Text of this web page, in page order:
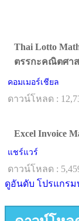
Thai Lotto
ตรรกะคณิตศา
คอมเมอร์เชียล
ดาวน์โหลด :
Excel Invoice
แชร์แวร์
ดาวน์โหลด :
ดูอันดับ โปรแกรม